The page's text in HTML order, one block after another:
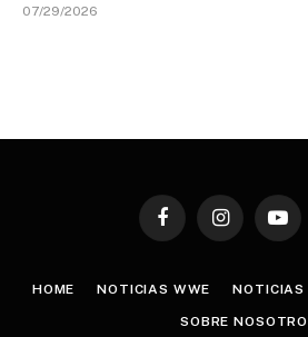
07/29/2026
FacebookInstagram
HOME NOTICIAS WWE NOTICIAS
SOBRE